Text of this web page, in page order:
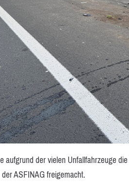
aufgrund der vielen Unfallfahrzeuge
ASFINAG freigemacht.